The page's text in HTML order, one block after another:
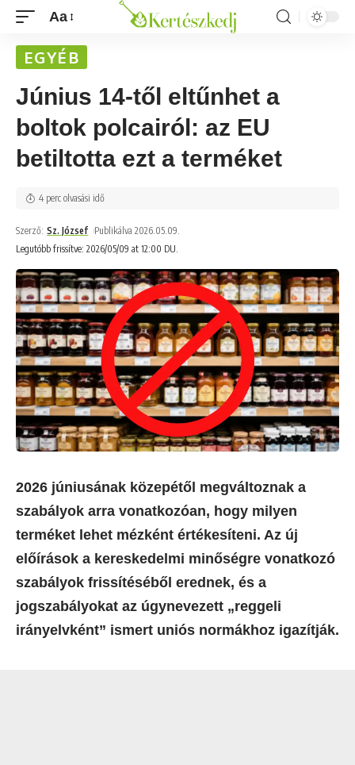
Aa
EGYÉB
Június 14-től eltűnhet a
boltok polcairól: az EU
betiltotta ezt a terméket
Legutóbb frissítve: 2026/05/09 at 12:00 DU.
Szerző: Sz. József Publikálva 2026.05.09.
4 perc olvasási idő
2026 júniusának közepétől megváltoznak a
szabályok arra vonatkozóan, hogy milyen
terméket lehet mézként értékesíteni. Az új
előírások a kereskedelmi minőségre vonatkozó
szabályok frissítéséből erednek, és a
jogszabályokat az úgynevezett „reggeli
irányelvként” ismert uniós normákhoz igazítják.